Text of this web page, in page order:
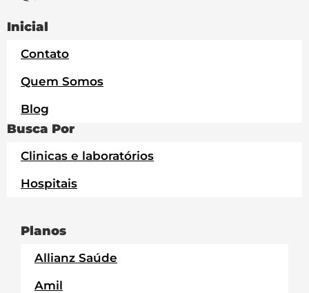
Inicial
Contato
Quem Somos
Blog
Busca Por
Clinicas e laboratórios
Hospitais
Planos
Allianz Saúde
Amil